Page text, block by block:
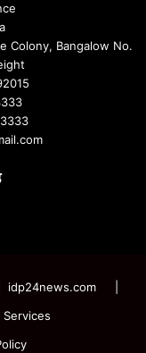
Colony, Bangalow No.
idp24news.com
Services